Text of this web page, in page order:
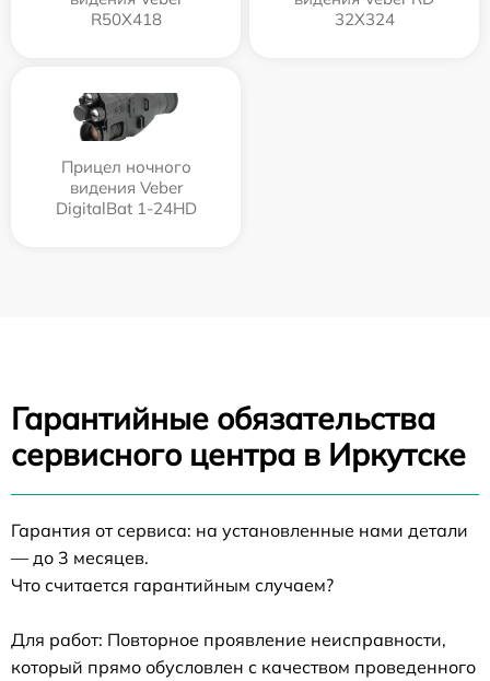
R50X418
32X324
Прицел ночного
видения Veber
DigitalBat 1-24HD
Гарантийные обязательства
сервисного центра в Иркутске
Гарантия от сервиса: на установленные нами детали
— до 3 месяцев.
Что считается гарантийным случаем?
Для работ: Повторное проявление неисправности,
который прямо обусловлен с качеством проведенного